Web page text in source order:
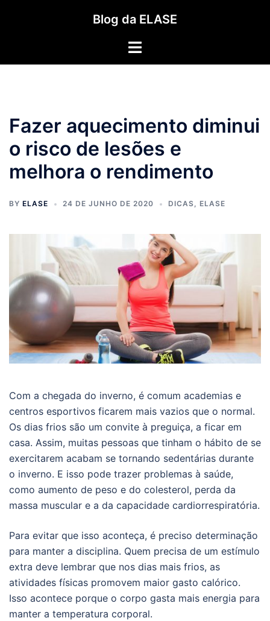
Blog da ELASE
Toggle
Fazer aquecimento diminui
o risco de lesões e
melhora o rendimento
BY ELASE 24 DE JUNHO DE 2020 DICAS, ELASE
Com a chegada do inverno, é comum academias e
centros esportivos ficarem mais vazios que o normal.
Os dias frios são um convite à preguiça, a ficar em
casa. Assim, muitas pessoas que tinham o hábito de se
exercitarem acabam se tornando sedentárias durante
o inverno. E isso pode trazer problemas à saúde,
como aumento de peso e do colesterol, perda da
massa muscular e a da capacidade cardiorrespiratória.
Para evitar que isso aconteça, é preciso determinação
para manter a disciplina. Quem precisa de um estímulo
extra deve lembrar que nos dias mais frios, as
atividades físicas promovem maior gasto calórico.
Isso acontece porque o corpo gasta mais energia para
manter a temperatura corporal.